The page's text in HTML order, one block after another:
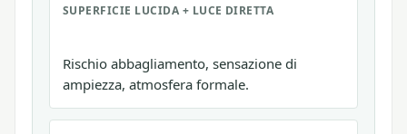
SUPERFICIE LUCIDA + LUCE DIRETTA
Rischio abbagliamento, sensazione di
ampiezza, atmosfera formale.